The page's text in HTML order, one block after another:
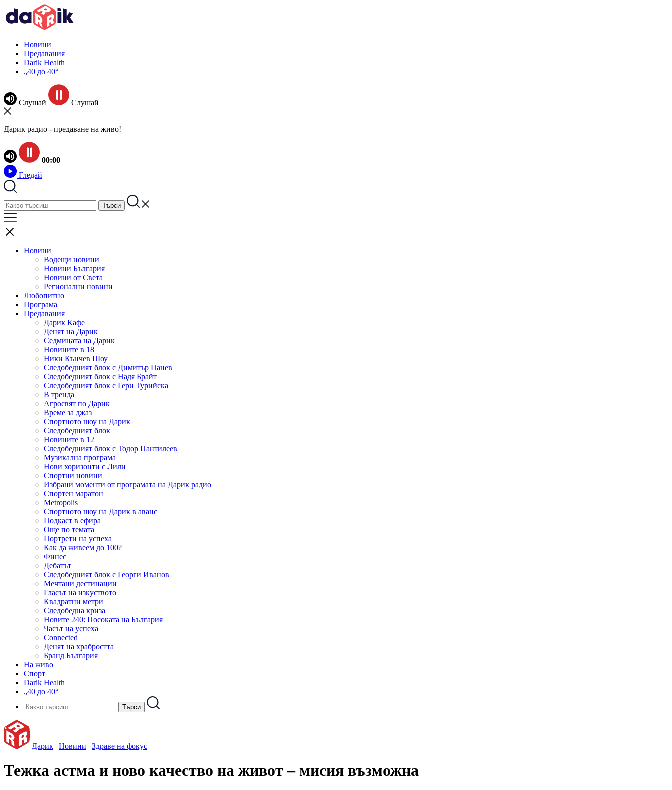
Новини
Предавания
Darik Health
„40 до 40“
Слушай Слушай
Дарик радио - предаване на живо!
00:00
Гледай
Новини
Водещи новини
Новини България
Новини от Света
Регионални новини
Любопитно
Програма
Предавания
Дарик Кафе
Денят на Дарик
Седмицата на Дарик
Новините в 18
Ники Кънчев Шоу
Следобедният блок с Димитър Панев
Следобедният блок с Надя Брайт
Следобедният блок с Гери Турийска
В тренда
Агросвят по Дарик
Време за джаз
Спортното шоу на Дарик
Следобедният блок
Новините в 12
Следобедният блок с Тодор Пантилеев
Музикална програма
Нови хоризонти с Лили
Спортни новини
Избрани моменти от програмата на Дарик радио
Спортен маратон
Metropolis
Спортното шоу на Дарик в аванс
Подкаст в ефира
Още по темата
Портрети на успеха
Как да живеем до 100?
Финес
Дебатът
Следобедният блок с Георги Иванов
Мечтани дестинации
Гласът на изкуството
Квадратни метри
Следобедна криза
Новите 240: Посоката на България
Часът на успеха
Connected
Денят на храбростта
Бранд България
На живо
Спорт
Darik Health
„40 до 40“
Дарик | Новини | Здраве на фокус
Тежка астма и ново качество на живот – мисия възможна